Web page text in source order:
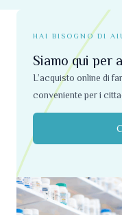
HAI BISOGNO DI
Siamo qui per
L’acquisto online di
conveniente per i